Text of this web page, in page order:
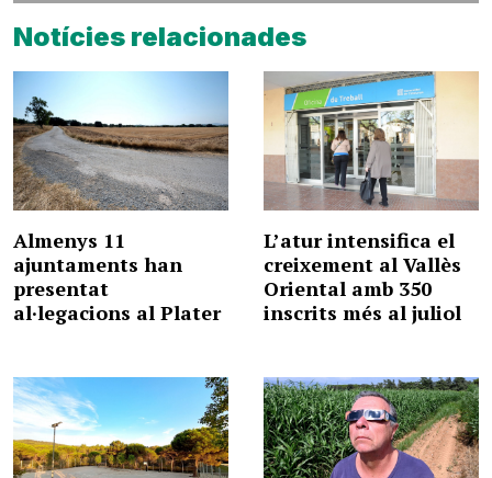
Notícies relacionades
Almenys 11
ajuntaments han
presentat
al·legacions al Plater
L’atur intensifica el
creixement al Vallès
Oriental amb 350
inscrits més al juliol